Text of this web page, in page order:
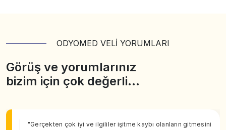
ODYOMED VELİ YORUMLARI
Görüş ve yorumlarınız
bizim için çok değerli…
"Gerçekten çok iyi ve ilgililer işitme kaybı olanların gitmesini